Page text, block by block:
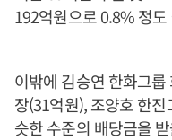
192억원으로 0.8% 정
이밖에 김승연 한화그
장(31억원), 조양호 한
슷한 수준의 배당금을